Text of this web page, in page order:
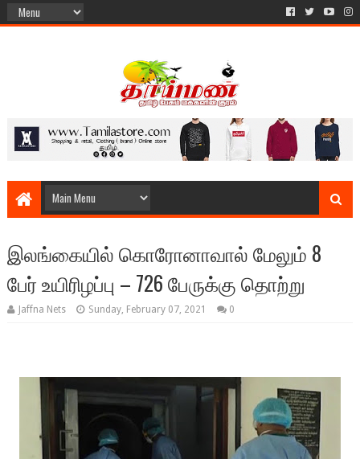
இலங்கையில் கொரோனாவால் மேலும் 8
பேர் உயிரிழப்பு – 726 பேருக்கு தொற்று
Jaffna Nets Sunday, February 07, 2021 0